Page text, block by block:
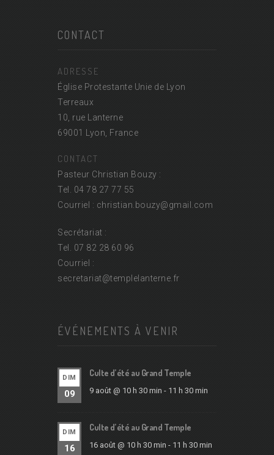
CONTACT
ADRESSE
Église Protestante Unie de Lyon
Terreaux
10, rue Lanterne
69001 Lyon, France
CONTACT
Pasteur Christian Bouzy :
Tel. 04 78 27 77 55
Courriel : christian.bouzy@gmail.com
Secrétariat :
Tel. 07 82 28 60 96
Courriel :
secretariat@templelanterne.fr
ÉVÉNEMENTS À VENIR
DIM
09
Culte d’été au Grand Temple
9 août @ 10 h 30 min - 11 h 30 min
DIM
16
Culte d’été au Grand Temple
16 août @ 10 h 30 min - 11 h 30 min